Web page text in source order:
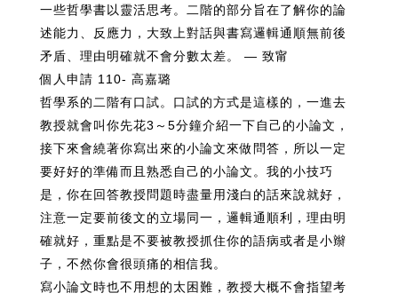
一些哲學書以靈活思考。二階的部分旨在了解你的論
述能力、反應力，大致上對話與書寫邏輯通順無前後
矛盾、理由明確就不會分數太差。 — 致甯
個人申請 110- 高嘉璐
哲學系的二階有口試。口試的方式是這樣的，一進去
教授就會叫你先花3～5分鐘介紹一下自己的小論文，
接下來會繞著你寫出來的小論文來做問答，所以一定
要好好的準備而且熟悉自己的小論文。我的小技巧
是，你在回答教授問題時盡量用淺白的話來說就好，
注意一定要前後文的立場同一，邏輯通順利，理由明
確就好，重點是不要被教授抓住你的語病或者是小辮
子，不然你會很頭痛的相信我。
寫小論文時也不用想的太困難，教授大概不會指望考